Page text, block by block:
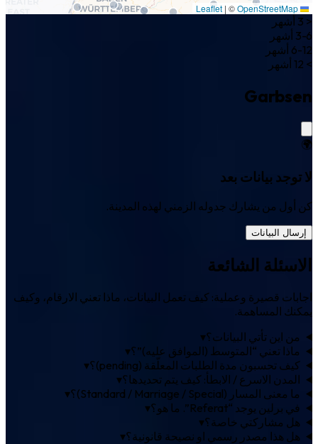
| ©OpenStreetMap
< 3 أشهر
3-6 أشهر
6-12 أشهر
> 12 أشهر
Garbsen
🌍
لا توجد بيانات بعد
كن أول من يشارك جدوله الزمني لهذه المدينة.
إرسال البيانات
الاسئلة الشائعة
اجابات قصيرة وعملية: كيف تعمل البيانات، ماذا تعني الارقام، وكيف
يمكنك المساهمة.
من اين تأتي البيانات؟▾
ماذا تعني “المتوسط (الموافق عليه)”؟▾
كيف تحسبون مدة الطلبات المعلّقة (pending)؟
▾
المدن الاسرع / الابطأ: كيف يتم تحديدها؟▾
ما معنى المسار (Standard / Marriage / Special)؟
▾
في برلين يوجد “Referat”. ما هو؟
▾
هل مشاركتي خاصة؟▾
هل هذا مصدر رسمي او نصيحة قانونية؟▾